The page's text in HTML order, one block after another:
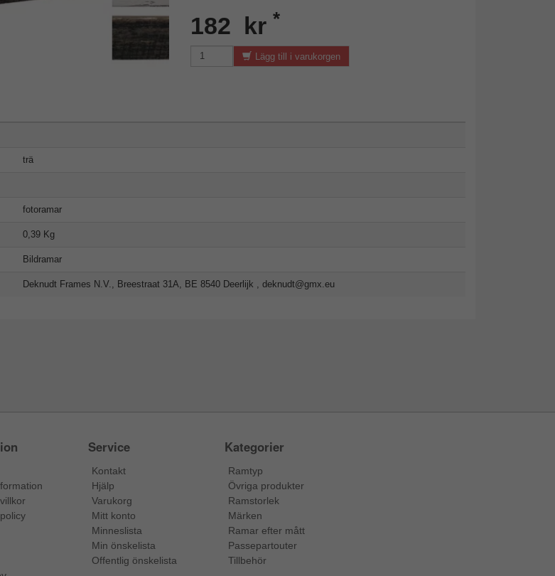
182 kr *
Lägg till i varukorgen
trä
fotoramar
0,39 Kg
Bildramar
Deknudt Frames N.V., Breestraat 31A, BE 8540 Deerlijk , deknudt@gmx.eu
Service
Kontakt
Hjälp
Varukorg
Mitt konto
Minneslista
Min önskelista
Offentlig önskelista
Kategorier
Ramtyp
Övriga produkter
Ramstorlek
Märken
Ramar efter mått
Passepartouter
Tillbehör